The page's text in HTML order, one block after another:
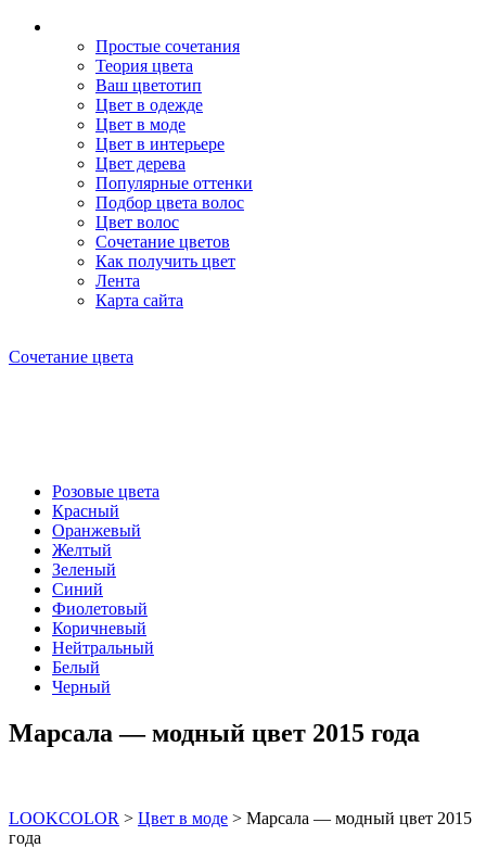
Простые сочетания
Теория цвета
Ваш цветотип
Цвет в одежде
Цвет в моде
Цвет в интерьере
Цвет дерева
Популярные оттенки
Подбор цвета волос
Цвет волос
Сочетание цветов
Как получить цвет
Лента
Карта сайта
Сочетание цвета
Розовые цвета
Красный
Оранжевый
Желтый
Зеленый
Синий
Фиолетовый
Коричневый
Нейтральный
Белый
Черный
Марсала — модный цвет 2015 года
LOOKCOLOR > Цвет в моде > Марсала — модный цвет 2015
года